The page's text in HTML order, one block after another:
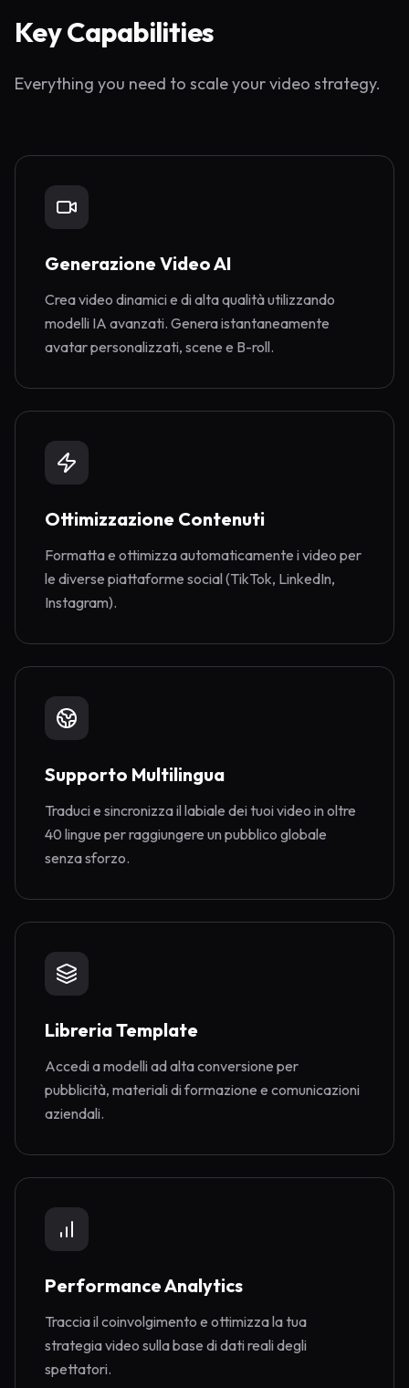
Key Capabilities
Everything you need to scale your video strategy.
Generazione Video AI
Crea video dinamici e di alta qualità utilizzando
modelli IA avanzati. Genera istantaneamente
avatar personalizzati, scene e B-roll.
Ottimizzazione Contenuti
Formatta e ottimizza automaticamente i video per
le diverse piattaforme social (TikTok, LinkedIn,
Instagram).
Supporto Multilingua
Traduci e sincronizza il labiale dei tuoi video in oltre
40 lingue per raggiungere un pubblico globale
senza sforzo.
Libreria Template
Accedi a modelli ad alta conversione per
pubblicità, materiali di formazione e comunicazioni
aziendali.
Performance Analytics
Traccia il coinvolgimento e ottimizza la tua
strategia video sulla base di dati reali degli
spettatori.